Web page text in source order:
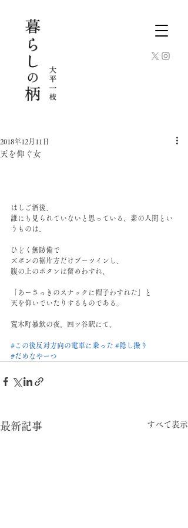
天を仰ぐ女
2018年12月11日
はしご酒後、﻿
誰にも見られていないと思っている、素の人間とい
うものは、﻿
ひどく無防備で﻿
ズボンの裾片方だけブーツインし、﻿
腹の上のボタンは留めわすれ、﻿
「あーさっきのスナックに帽子わすれた」と﻿
天を仰いでいたりするものである。﻿
荒木町暴飲の夜。四ツ谷駅にて。﻿
#この後反対方向の電車に乗った #隠し撮り
#だめなやーつ
最新記事 すべて表示